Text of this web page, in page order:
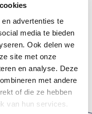
advertenties te
media te bieden
Ook delen we
site met onze
en analyse. Deze
met andere
of die ze hebben
van hun services.
van de
per week naar het
en
eigen niveau. Ieder
er mee